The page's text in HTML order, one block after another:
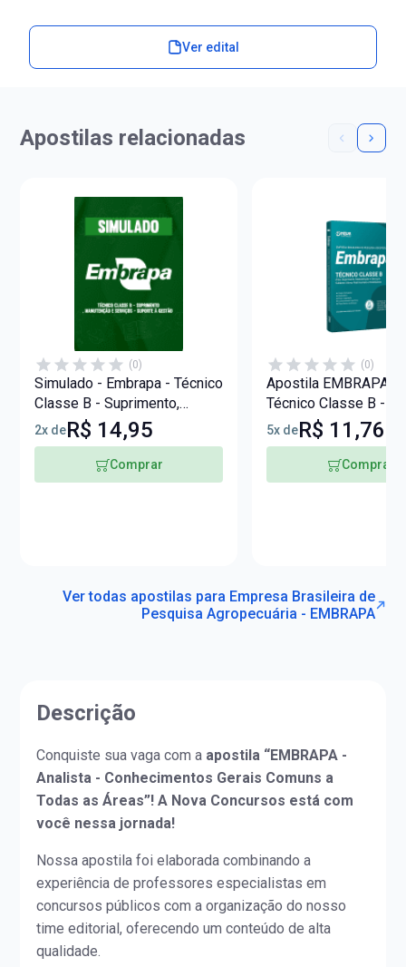
Ver edital
Apostilas relacionadas
(0)
Simulado - Embrapa - Técnico
Classe B - Suprimento,
Manutenção e Serviços -
Suporte à Gestão
2x deR$ 14,95
Comprar
(0)
Apostila EMBRAPA
Técnico Classe B -
Suprimento,
Serviços – Subárea:
Patrimoniais e
5x deR$ 11,76
Comprar
Ver todas apostilas para Empresa Brasileira de
Pesquisa Agropecuária - EMBRAPA
Descrição
Conquiste sua vaga com a apostila “EMBRAPA -
Analista - Conhecimentos Gerais Comuns a
Todas as Áreas”! A Nova Concursos está com
você nessa jornada!
Nossa apostila foi elaborada combinando a
experiência de professores especialistas em
concursos públicos com a organização do nosso
time editorial, oferecendo um conteúdo de alta
qualidade.